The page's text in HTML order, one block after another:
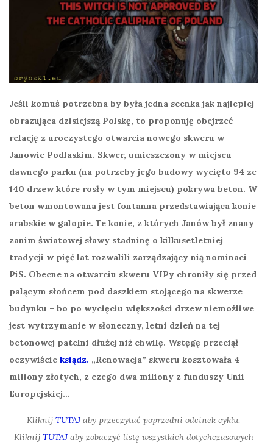
Jeśli komuś potrzebna by była jedna scenka jak najlepiej
obrazująca dzisiejszą Polskę, to proponuję obejrzeć
relację z uroczystego otwarcia nowego skweru w
Janowie Podlaskim. Skwer, umieszczony w miejscu
dawnego parku (na potrzeby jego budowy wycięto 94 ze
140 drzew które rosły w tym miejscu) pokrywa beton. W
beton wmontowana jest fontanna przedstawiająca konie
arabskie w galopie. Te konie, z których Janów był znany
zanim światowej sławy stadninę o kilkusetletniej
tradycji w pięć lat rozwalili zarządzający nią nominaci
PiS. Obecne na otwarciu skweru VIPy chroniły się przed
palącym słońcem pod daszkiem stojącego na skwerze
budynku – bo po wycięciu większości drzew niemożliwe
jest wytrzymanie w słoneczny, letni dzień na tej
betonowej patelni dłużej niż chwilę. Wstęgę przeciął
oczywiście ksiądz. „Renowacja” skweru kosztowała 4
miliony złotych, z czego dwa miliony z funduszy Unii
Europejskiej…
Kliknij TUTAJ aby przeczytać poprzedni odcinek cyklu.
Kliknij TUTAJaby zobaczyć listę wszystkich dotychczasowych